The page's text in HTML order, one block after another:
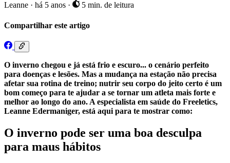
Leanne · há 5 anos · 5 min. de leitura
Compartilhar este artigo
O inverno chegou e já está frio e escuro... o cenário perfeito
para doenças e lesões. Mas a mudança na estação não precisa
afetar sua rotina de treino; nutrir seu corpo do jeito certo é um
bom começo para te ajudar a se tornar um atleta mais forte e
melhor ao longo do ano. A especialista em saúde do Freeletics,
Leanne Edermaniger, está aqui para te mostrar como:
O inverno pode ser uma boa desculpa
para maus hábitos